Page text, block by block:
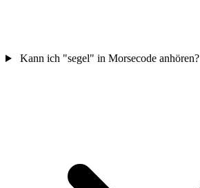
Kann ich "segel" in Morsecode anhören?